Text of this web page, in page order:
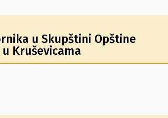
u Skupštini Opštine
Kruševicama